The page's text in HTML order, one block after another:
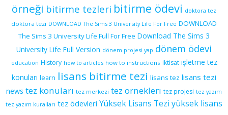
örneği bitirme tezleri bitirme ödevi doktora tez
doktora tezi DOWNLOAD The Sims 3 University Life For Free DOWNLOAD
The Sims 3 University Life Full For Free Download The Sims 3
University Life Full Version dönem projesi yap dönem ödevi
education History how to articles how to instructions iktisat işletme tez
konuları learn lisans bitirme tezi lisans tez lisans tezi
news tez konuları tez merkezi tez orneklerı tez projesi tez yazım
tez yazım kuralları tez ödevleri Yüksek Lisans Tezi yüksek lisans